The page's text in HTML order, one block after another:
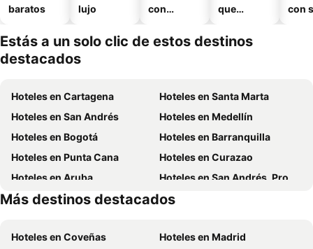
baratos
lujo
con
que
mascotas
con
Estás a un solo clic de estos destinos
destacados
Hoteles en Cartagena
Hoteles en Santa Marta
Hoteles en San Andrés
Hoteles en Medellín
Hoteles en Bogotá
Hoteles en Barranquilla
Hoteles en Punta Cana
Hoteles en Curazao
Hoteles en Aruba
Hoteles en San Andrés, Providencia and Santa Catalina
Hoteles en Cundinamarca
Hoteles en República Dominicana
Más destinos destacados
Hoteles en Coveñas
Hoteles en Madrid